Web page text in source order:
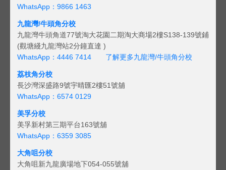
WhatsApp：9866 1463
九龍灣/牛頭角分校
九龍灣牛頭角道77號淘大花園二期淘大商場2樓S138-139號鋪
(觀塘綫九龍灣站2分鐘直達 )
WhatsApp：4446 7414
了解更多九龍灣/牛頭角分校
荔枝角分校
長沙灣深盛路9號宇晴匯2樓51號舖
WhatsApp：6574 0129
美孚分校
美孚新村第三期平台163號舖
WhatsApp：6359 3085
大角咀分校
大角咀新九龍廣場地下054-055號舖